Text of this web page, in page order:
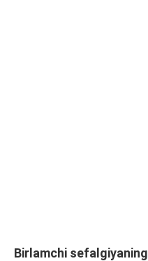
Birlamchi sefalgiyaning